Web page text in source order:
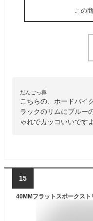
この
だんごっ鼻
こちらの、ホードバイ
ラックのリムにブルー
ゃれでカッコいいです
15